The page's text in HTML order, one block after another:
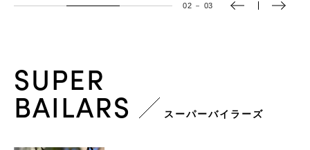
03 － 03
SUPER
BAILARS スーパーバイラーズ